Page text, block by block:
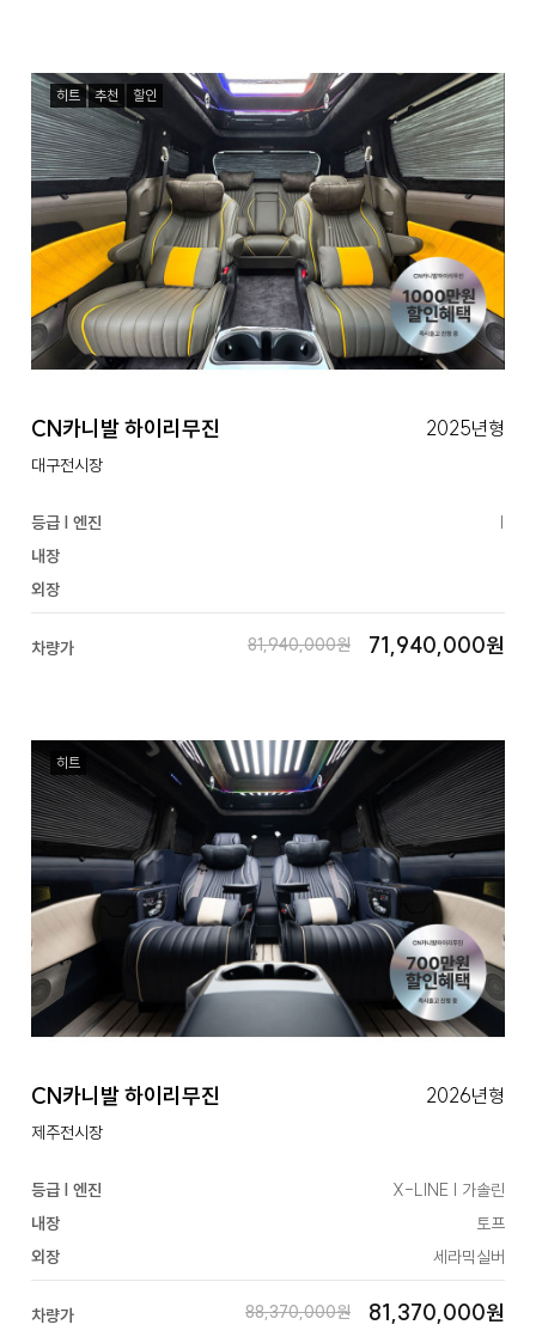
히트 추천 할인
CN카니발 하이리무진 2025년형
대구전시장
등급 | 엔진
|
내장
외장
차량가 81,940,000원 71,940,000원
히트
CN카니발 하이리무진 2026년형
제주전시장
등급 | 엔진
X-LINE | 가솔린
내장
토프
외장
세라믹실버
차량가 88,370,000원 81,370,000원